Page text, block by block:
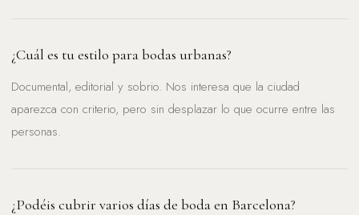
¿Cuál es tu estilo para bodas urbanas?
Documental, editorial y sobrio. Nos interesa que la ciudad
aparezca con criterio, pero sin desplazar lo que ocurre entre las
personas.
¿Podéis cubrir varios días de boda en Barcelona?